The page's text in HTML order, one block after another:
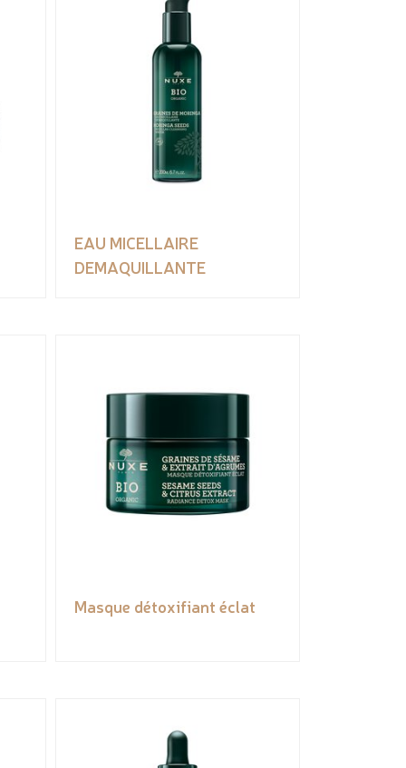
EAU MICELLAIRE
DEMAQUILLANTE
Masque détoxifiant éclat